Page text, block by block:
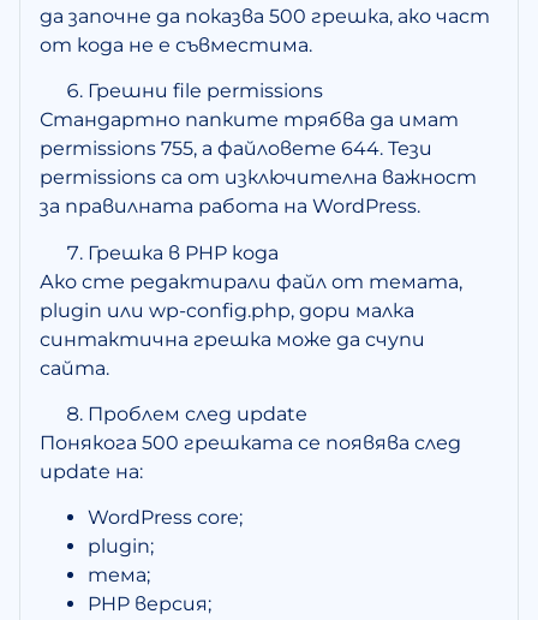
да започне да показва 500 грешка, ако част
от кода не е съвместима.
Грешни file permissions
Стандартно папките трябва да имат
permissions 755, а файловете 644. Тези
permissions са от изключителна важност
за правилната работа на WordPress.
Грешка в PHP кода
Ако сте редактирали файл от темата,
plugin или wp-config.php, дори малка
синтактична грешка може да счупи
сайта.
Проблем след update
Понякога 500 грешката се появява след
update на:
WordPress core;
plugin;
тема;
PHP версия;